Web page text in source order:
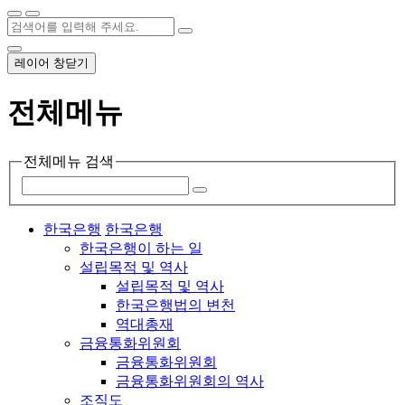
레이어 창닫기
전체메뉴
전체메뉴 검색
한국은행 한국은행
한국은행이 하는 일
설립목적 및 역사
설립목적 및 역사
한국은행법의 변천
역대총재
금융통화위원회
금융통화위원회
금융통화위원회의 역사
조직도